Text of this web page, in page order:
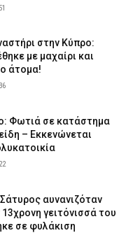
στην Κύπρο:
με μαχαίρι και
άτομα!
Φωτιά σε κατάστημα
– Εκκενώνεται
αυνανιζόταν
γειτόνισσά του
σε φυλάκιση